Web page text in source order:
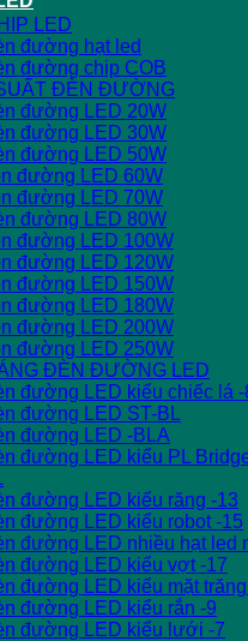
LED
đường hạt led
đường chip COB
ĐÈN ĐƯỜNG
đường LED 20W
đường LED 30W
đường LED 50W
đường LED 60W
đường LED 70W
đường LED 80W
đường LED 100W
đường LED 120W
đường LED 150W
đường LED 180W
đường LED 200W
đường LED 250W
ĐÈN ĐƯỜNG LED
đường LED kiểu chiếc lá -
đường LED ST-BL
đường LED -BLA
đường LED kiểu PL
đường LED kiểu răng -13
đường LED kiểu robot -15
đường LED nhiều hạt led
đường LED kiểu vợt -17
đường LED kiểu mặt
đường LED kiểu rắn -9
đường LED kiểu lưới -7